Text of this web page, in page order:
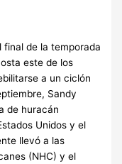
de la temporada
este de los
a un ciclón
Sandy
de huracán
Unidos y el
llevó a las
(NHC) y el